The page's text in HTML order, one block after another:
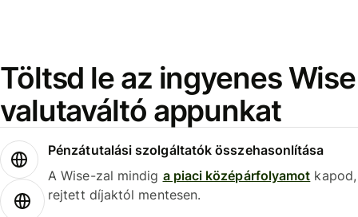
Töltsd le az ingyenes Wise
valutaváltó appunkat
Pénzátutalási szolgáltatók összehasonlítása
A Wise-zal mindig a piaci középárfolyamot kapod,
rejtett díjaktól mentesen.